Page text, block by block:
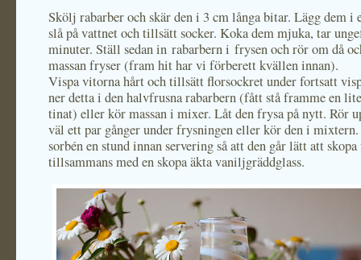
Skölj rabarber och skär den i 3 cm långa bitar. Lägg dem i
slå på vattnet och tillsätt socker. Koka dem mjuka, tar
minuter. Ställ sedan in rabarbern i frysen och rör om då
massan fryser (fram hit har vi förberett kvällen innan).
Vispa vitorna hårt och tillsätt florsockret under fortsatt
ner detta i den halvfrusna rabarbern (fått stå framme en
tinat) eller kör massan i mixer. Låt den frysa på nytt. Rör
väl ett par gånger under frysningen eller kör den i
sorbén en stund innan servering så att den går lätt att skopa
tillsammans med en skopa äkta vaniljgräddglass.